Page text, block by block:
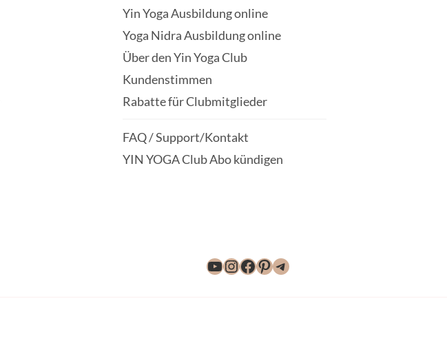
Yin Yoga Ausbildung online
Yoga Nidra Ausbildung online
Über den Yin Yoga Club
Kundenstimmen
Rabatte für Clubmitglieder
FAQ / Support/Kontakt
YIN YOGA Club Abo kündigen
YouTube
Instagram
Facebook
Pinterest
Telegram